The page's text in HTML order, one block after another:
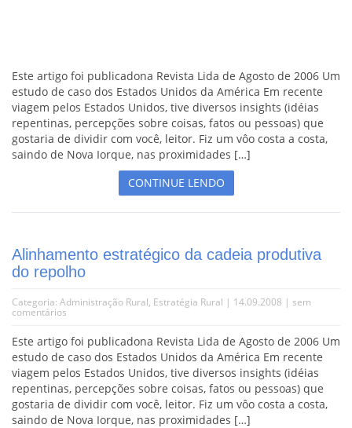
Este artigo foi publicadona Revista Lida de Agosto de 2006 Um
estudo de caso dos Estados Unidos da América Em recente
viagem pelos Estados Unidos, tive diversos insights (idéias
repentinas, percepções sobre coisas, fatos ou pessoas) que
gostaria de dividir com você, leitor. Fiz um vôo costa a costa,
saindo de Nova Iorque, nas proximidades […]
CONTINUE LENDO
Alinhamento estratégico da cadeia produtiva
do repolho
Categoria: Administração Rural, Estratégia Rural | 14.09.2008 | sem
comentários
Este artigo foi publicadona Revista Lida de Agosto de 2006 Um
estudo de caso dos Estados Unidos da América Em recente
viagem pelos Estados Unidos, tive diversos insights (idéias
repentinas, percepções sobre coisas, fatos ou pessoas) que
gostaria de dividir com você, leitor. Fiz um vôo costa a costa,
saindo de Nova Iorque, nas proximidades […]